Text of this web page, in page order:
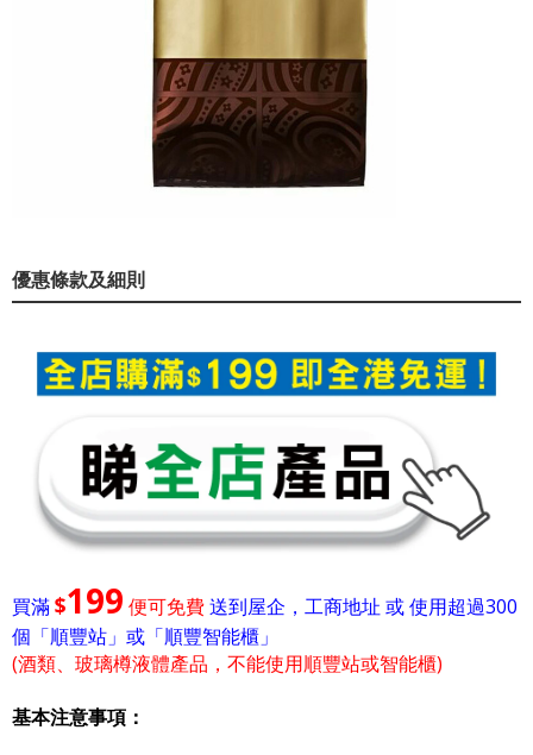
優惠條款及細則
買滿$199 便可免費送到屋企，工商地址 或 使用超過300
個「順豐站」或「順豐智能櫃」
(酒類、玻璃樽液體產品，不能使用順豐站或智能櫃)
基本注意事項：